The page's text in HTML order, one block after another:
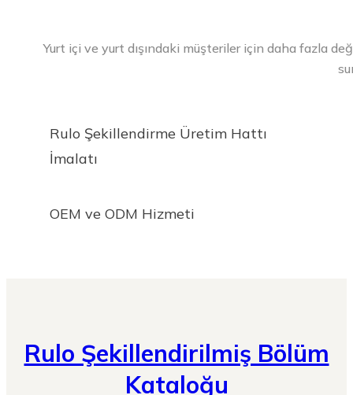
Yurt içi ve yurt dışındaki müşteriler için daha fazla
Rulo Şekillendirme Üretim Hattı
İmalatı
OEM ve ODM Hizmeti
Rulo Şekillendirilmiş Bölüm
Kataloğu